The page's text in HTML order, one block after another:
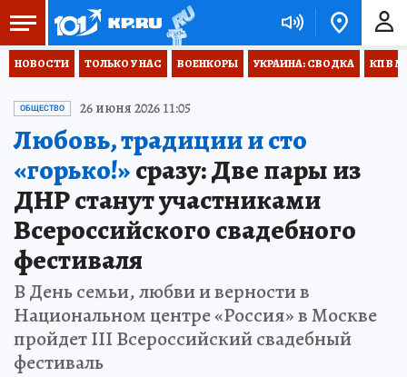
НОВОСТИ ТОЛЬКО У НАС ВОЕНКОРЫ УКРАИНА: СВОДКА КП В
ОБЩЕСТВО 26 июня 2026 11:05
Любовь, традиции и сто
«горько!»сразу: Две пары из
ДНР станут участниками
Всероссийского свадебного
фестиваля
В День семьи, любви и верности в
Национальном центре «Россия» в Москве
пройдет III Всероссийский свадебный
фестиваль